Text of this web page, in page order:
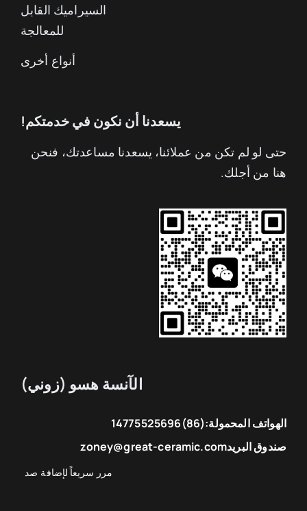
السيراميك القابل
للمعالجة
أنواع أخرى
يسعدنا أن نكون في خدمتكم!
حتى لو لم تكن من عملائنا، يسعدنا مساعدتك، فنحن
هنا من أجلك.
الآنسة هسو (زوني)
الهواتف المحمولة:(86)14775525696
صندوق البريدzoney@great-ceramic.com